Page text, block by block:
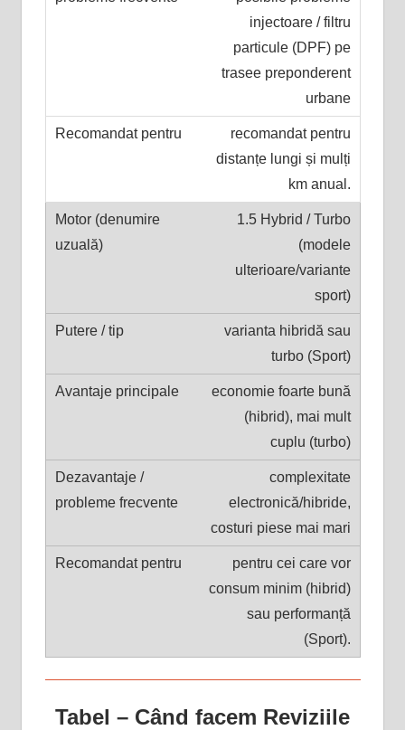
injectoare / filtru
particule (DPF) pe
trasee preponderent
urbane
recomandat pentru
distanțe lungi și mulți
km anual.
1.5 Hybrid / Turbo
(modele
ulterioare/variante
sport)
varianta hibridă sau
turbo (Sport)
economie foarte bună
(hibrid), mai mult
cuplu (turbo)
complexitate
electronică/hibride,
costuri piese mai mari
pentru cei care vor
consum minim (hibrid)
sau performanță
(Sport).
Tabel – Când facem Reviziile